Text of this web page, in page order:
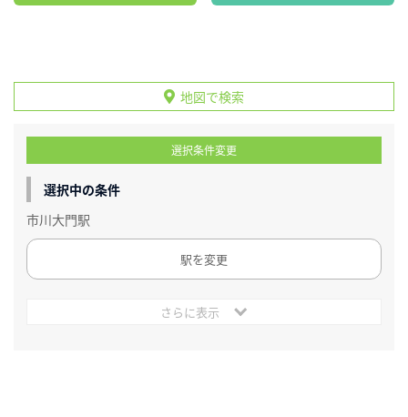
地図で検索
選択条件変更
選択中の条件
市川大門駅
駅を変更
さらに表示